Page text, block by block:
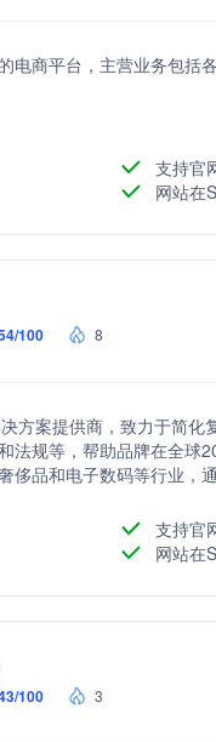
电商平台，主营业务包括
支持官
网站在
100 8
方案提供商，致力于简
法规等，帮助品牌在全球
侈品和电子数码等行业，
支持官
网站在
100 3